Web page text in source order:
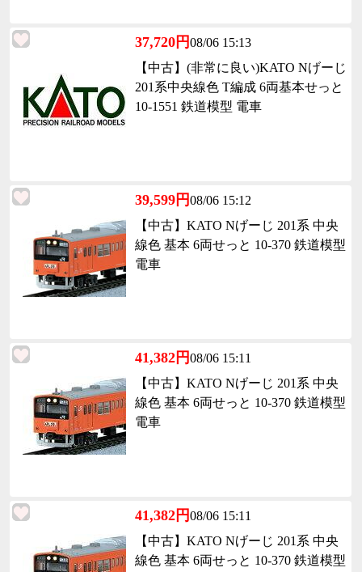
37,720円08/06 15:13
【中古】(非常に良い)KATO Nげーじ
201系中央線色 T編成 6両基本せっと
10-1551 鉄道模型 電車
39,599円08/06 15:12
【中古】KATO Nげーじ 201系 中央
線色 基本 6両せっと 10-370 鉄道模型
電車
41,382円08/06 15:11
【中古】KATO Nげーじ 201系 中央
線色 基本 6両せっと 10-370 鉄道模型
電車
41,382円08/06 15:11
【中古】KATO Nげーじ 201系 中央
線色 基本 6両せっと 10-370 鉄道模型